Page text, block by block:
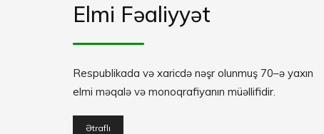
Elmi Fəaliyyət
Respublikada və xaricdə nəşr olunmuş 70–ə yaxın
elmi məqalə və monoqrafiyanın müəllifidir.
Ətraflı